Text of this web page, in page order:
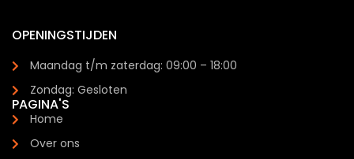
OPENINGSTIJDEN
Maandag t/m zaterdag: 09:00 – 18:00
Zondag: Gesloten
PAGINA'S
Home
Over ons